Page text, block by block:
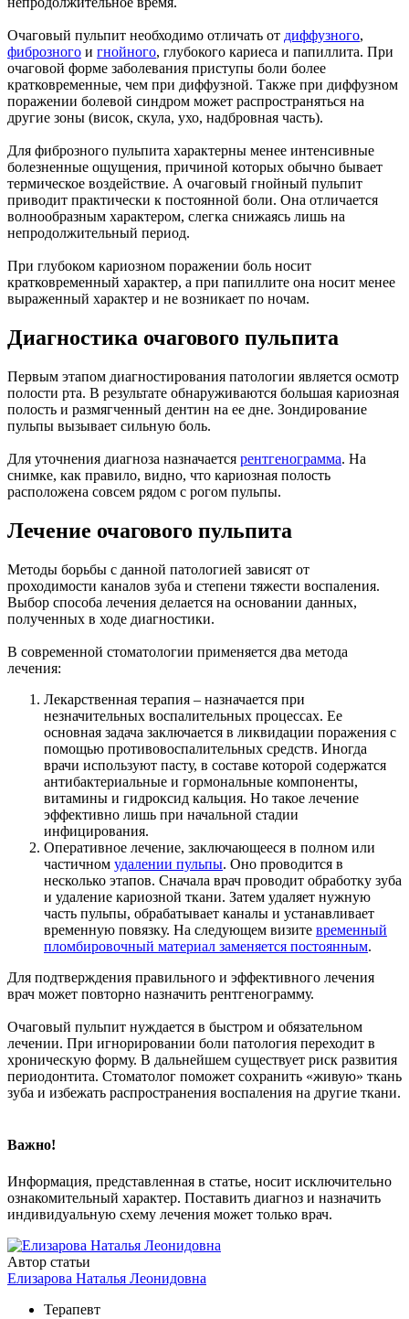
Очаговый пульпит необходимо отличать от диффузного,
фиброзного и гнойного, глубокого кариеса и папиллита. При
очаговой форме заболевания приступы боли более
кратковременные, чем при диффузной. Также при диффузном
поражении болевой синдром может распространяться на
другие зоны (висок, скула, ухо, надбровная часть).
Для фиброзного пульпита характерны менее интенсивные
болезненные ощущения, причиной которых обычно бывает
термическое воздействие. А очаговый гнойный пульпит
приводит практически к постоянной боли. Она отличается
волнообразным характером, слегка снижаясь лишь на
непродолжительный период.
При глубоком кариозном поражении боль носит
кратковременный характер, а при папиллите она носит менее
выраженный характер и не возникает по ночам.
Диагностика очагового пульпита
Первым этапом диагностирования патологии является осмотр
полости рта. В результате обнаруживаются большая кариозная
полость и размягченный дентин на ее дне. Зондирование
пульпы вызывает сильную боль.
Для уточнения диагноза назначается рентгенограмма. На
снимке, как правило, видно, что кариозная полость
расположена совсем рядом с рогом пульпы.
Лечение очагового пульпита
Методы борьбы с данной патологией зависят от
проходимости каналов зуба и степени тяжести воспаления.
Выбор способа лечения делается на основании данных,
полученных в ходе диагностики.
В современной стоматологии применяется два метода
лечения:
Лекарственная терапия – назначается при
незначительных воспалительных процессах. Ее
основная задача заключается в ликвидации поражения с
помощью противовоспалительных средств. Иногда
врачи используют пасту, в составе которой содержатся
антибактериальные и гормональные компоненты,
витамины и гидроксид кальция. Но такое лечение
эффективно лишь при начальной стадии
инфицирования.
Оперативное лечение, заключающееся в полном или
частичном удалении пульпы. Оно проводится в
несколько этапов. Сначала врач проводит обработку зуба
и удаление кариозной ткани. Затем удаляет нужную
часть пульпы, обрабатывает каналы и устанавливает
временную повязку. На следующем визите временный
пломбировочный материал заменяется постоянным.
Для подтверждения правильного и эффективного лечения
врач может повторно назначить рентгенограмму.
Очаговый пульпит нуждается в быстром и обязательном
лечении. При игнорировании боли патология переходит в
хроническую форму. В дальнейшем существует риск развития
периодонтита. Стоматолог поможет сохранить «живую» ткань
зуба и избежать распространения воспаления на другие ткани.
Важно!
Информация, представленная в статье, носит исключительно
ознакомительный характер. Поставить диагноз и назначить
индивидуальную схему лечения может только врач.
Автор статьи
Елизарова Наталья Леонидовна
Терапевт